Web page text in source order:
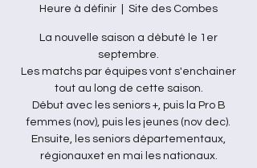
Heure à définir Site des Combes
La nouvelle saison a débuté le 1er
septembre.
Les matchs par équipes vont s'enchainer
tout au long de cette saison.
Début avec les seniors +, puis la Pro B
femmes (nov), puis les jeunes (nov dec).
Ensuite, les seniors départementaux,
régionauxet en mai les nationaux.